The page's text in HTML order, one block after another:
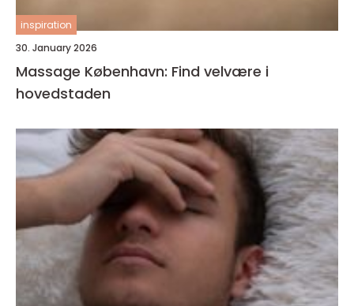
inspiration
30. January 2026
Massage København: Find velvære i
hovedstaden